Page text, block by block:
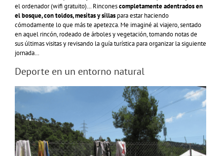
el ordenador (wifi gratuito)… Rinconescompletamente adentrados en
el bosque, con toldos, mesitas y sillas para estar haciendo
cómodamente lo que más te apetezca. Me imaginé al viajero, sentado
en aquel rincón, rodeado de árboles y vegetación, tomando notas de
sus últimas visitas y revisando la guía turística para organizar la siguiente
jornada…
Deporte en un entorno natural